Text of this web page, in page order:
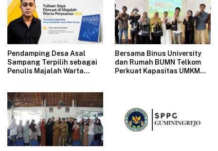
Pendamping Desa Asal
Sampang Terpilih sebagai
Penulis Majalah Warta
Bersama Binus University
dan Rumah BUMN Telkom
Perkuat Kapasitas UMKM